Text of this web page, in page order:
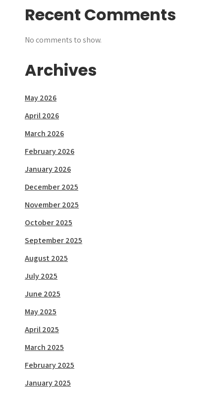
Recent Comments
No comments to show.
Archives
May 2026
April 2026
March 2026
February 2026
January 2026
December 2025
November 2025
October 2025
September 2025
August 2025
July 2025
June 2025
May 2025
April 2025
March 2025
February 2025
January 2025